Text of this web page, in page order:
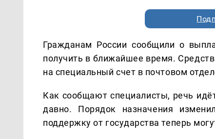
Гражданам России сообщили о
получить в ближайшее время.
на специальный счет в почтовом
Как сообщают специалисты, речь
давно. Порядок назначения
поддержку от государства теперь